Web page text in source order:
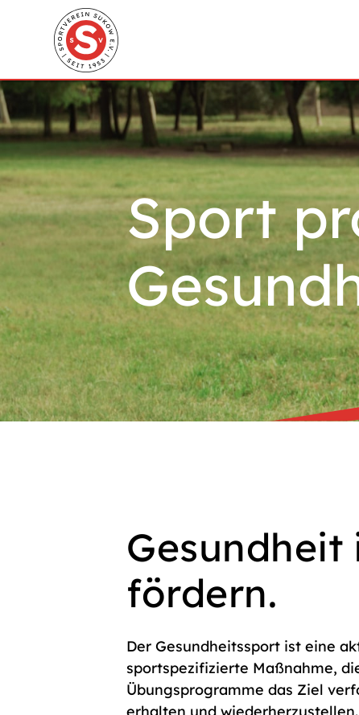
Sport
Gesundheit
fördern.
Der Gesundheitssport ist eine
sportspezifizierte Maßnahme,
Übungsprogramme das Ziel